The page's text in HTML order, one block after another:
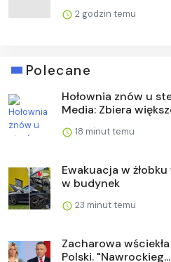
2 godzin temu
Polecane
Hołownia znów u
Media: Zbiera
18 minut temu
Ewakuacja w
w budynek
23 minut temu
Zacharowa
Polski. "Nawrockieg...